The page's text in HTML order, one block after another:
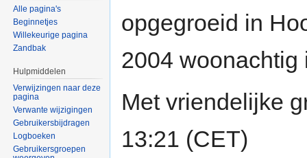
opgegroeid in
2004 woonachtig
Met vriendelijke
13:21 (CET)
Alle pagina's
Beginnetjes
Willekeurige pagina
Zandbak
Hulpmiddelen
Verwijzingen naar deze
pagina
Verwante wijzigingen
Gebruikersbijdragen
Logboeken
Gebruikersgroepen